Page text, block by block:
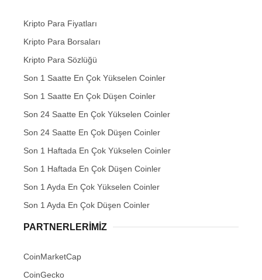
Kripto Para Fiyatları
Kripto Para Borsaları
Kripto Para Sözlüğü
Son 1 Saatte En Çok Yükselen Coinler
Son 1 Saatte En Çok Düşen Coinler
Son 24 Saatte En Çok Yükselen Coinler
Son 24 Saatte En Çok Düşen Coinler
Son 1 Haftada En Çok Yükselen Coinler
Son 1 Haftada En Çok Düşen Coinler
Son 1 Ayda En Çok Yükselen Coinler
Son 1 Ayda En Çok Düşen Coinler
PARTNERLERIMIZ
CoinMarketCap
CoinGecko